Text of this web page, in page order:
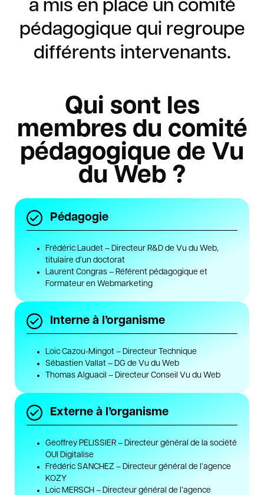
a mis en place un comité
pédagogique qui regroupe
différents intervenants.
Qui sont les
membres du comité
pédagogique de Vu
du Web ?
Pédagogie
Frédéric Laudet – Directeur R&D de Vu du Web,
titulaire d’un doctorat
Laurent Congras – Référent pédagogique et
Formateur en Webmarketing
Interne à l’organisme
Loic Cazou-Mingot – Directeur Technique
Sébastien Vallat – DG de Vu du Web
Thomas Alguacil – Directeur Conseil Vu du Web
Externe à l’organisme
Geoffrey PELISSIER – Directeur général de la société
OUI Digitalise
Frédéric SANCHEZ – Directeur général de l’agence
KOZY
Loic MERSCH – Directeur général de l’agence